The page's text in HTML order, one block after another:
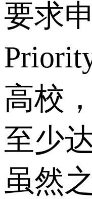
要求
高校
至少
虽然